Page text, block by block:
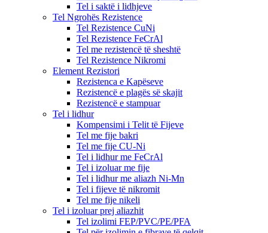
Tel i saktë i lidhjeve
Tel Ngrohës Rezistence
Tel Rezistence CuNi
Tel Rezistence FeCrAl
Tel me rezistencë të sheshtë
Tel Rezistence Nikromi
Element Rezistori
Rezistenca e Kapëseve
Rezistencë e plagës së skajit
Rezistencë e stampuar
Tel i lidhur
Kompensimi i Telit të Fijeve
Tel me fije bakri
Tel me fije CU-Ni
Tel i lidhur me FeCrAl
Tel i izoluar me fije
Tel i lidhur me aliazh Ni-Mn
Tel i fijeve të nikromit
Tel me fije nikeli
Tel i izoluar prej aliazhit
Tel izolimi FEP/PVC/PE/PFA